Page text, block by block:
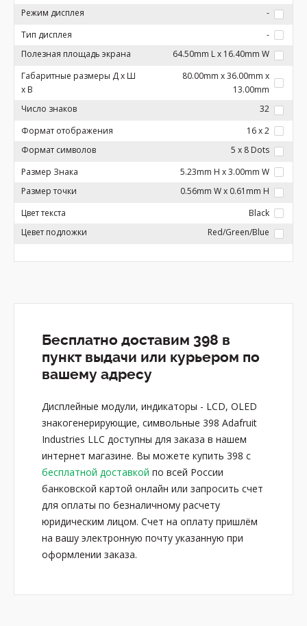
Режим дисплея
-
Тип дисплея
-
Полезная площадь экрана
64.50mm L x 16.40mm W
Габаритные размеры Д x Ш
x В
80.00mm x 36.00mm x
13.00mm
Число знаков
32
Формат отображения
16 x 2
Формат символов
5 x 8 Dots
Размер Знака
5.23mm H x 3.00mm W
Размер точки
0.56mm W x 0.61mm H
Цвет текста
Black
Цевет подложки
Red/Green/Blue
Бесплатно доставим 398 в
пункт выдачи или курьером по
вашему адресу
Дисплейные модули, индикаторы - LCD, OLED
знакогенерирующие, символьные 398 Adafruit
Industries LLC доступны для заказа в нашем
интернет магазине. Вы можете купить 398 с
бесплатной доставкой по всей России
банковской картой онлайн или запросить счет
для оплаты по безналичному расчету
юридическим лицом. Счет на оплату пришлём
на вашу электронную почту указанную при
оформлении заказа.